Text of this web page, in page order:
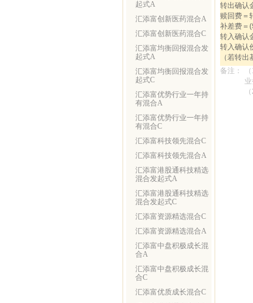
起式A
汇添富创新医药混合A
汇添富创新医药混合C
汇添富均衡回报混合发
起式A
汇添富均衡回报混合发
起式C
汇添富优势行业一年持
有混合A
汇添富优势行业一年持
有混合C
汇添富科技领先混合C
汇添富科技领先混合A
汇添富港股通科技精选
混合发起式A
汇添富港股通科技精选
混合发起式C
汇添富资源精选混合C
汇添富资源精选混合A
汇添富中盘积极成长混
合A
汇添富中盘积极成长混
合C
汇添富优质成长混合C
转出确认
赎回费＝
补差费＝
转入确认
转入确认
（若转
备注：